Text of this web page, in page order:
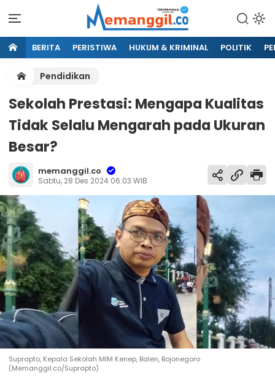
BERITA PERISTIWA HUKUM & KRIMINAL POLITIK
Pendidikan
Sekolah Prestasi: Mengapa Kualitas
Tidak Selalu Mengarah pada Ukuran
Besar?
memanggil.co
Sabtu, 28 Des 2024 06:03 WIB
Suprapto, Kepala Sekolah MIM Kenep, Balen, Bojonegoro
(Memanggil.co/Suprapto)